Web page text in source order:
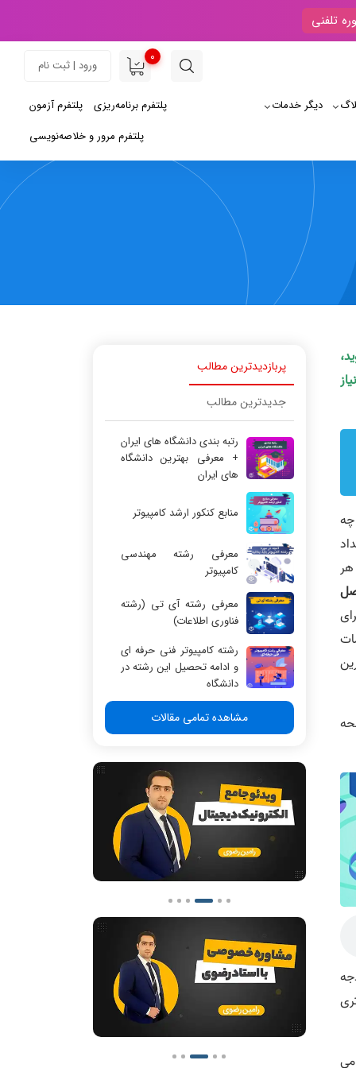
تلفنی
0
ورود | ثبت نام
دیگر خدمات پلتفرم آزمون
پلتفرم برنامه‌ریزی
پلتفرم مرور و خلاصه‌نویسی
هر
می
پربازدیدترین مطالب
جدیدترین مطالب
رتبه بندی دانشگاه های ایران
+ معرفی بهترین دانشگاه
های ایران
منابع کنکور ارشد کامپیوتر
معرفی رشته مهندسی
کامپیوتر
معرفی رشته آی تی (رشته
فناوری اطلاعات)
رشته کامپیوتر فنی حرفه ای
و ادامه تحصیل این رشته در
دانشگاه
مشاهده تمامی مقالات